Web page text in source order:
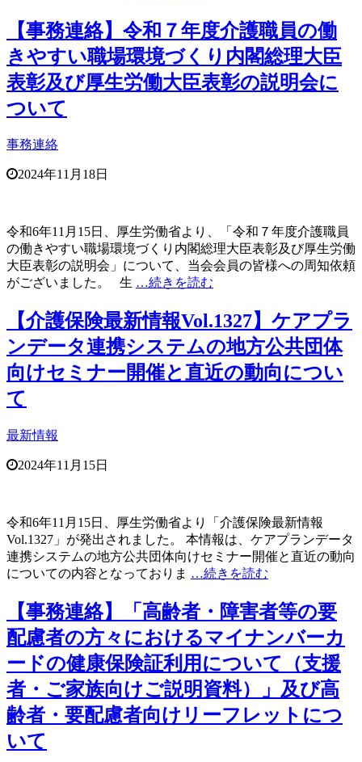
【事務連絡】令和７年度介護職員の働
きやすい職場環境づくり内閣総理大臣
表彰及び厚生労働大臣表彰の説明会に
ついて
事務連絡
2024年11月18日
令和6年11月15日、厚生労働省より、「令和７年度介護職員
の働きやすい職場環境づくり内閣総理大臣表彰及び厚生労働
大臣表彰の説明会」について、当会会員の皆様への周知依頼
がございました。 生 …続きを読む
【介護保険最新情報Vol.1327】ケアプラ
ンデータ連携システムの地方公共団体
向けセミナー開催と直近の動向につい
て
最新情報
2024年11月15日
令和6年11月15日、厚生労働省より「介護保険最新情報
Vol.1327」が発出されました。 本情報は、ケアプランデータ
連携システムの地方公共団体向けセミナー開催と直近の動向
についての内容となっておりま …続きを読む
【事務連絡】「高齢者・障害者等の要
配慮者の方々におけるマイナンバーカ
ードの健康保険証利用について（支援
者・ご家族向けご説明資料）」及び高
齢者・要配慮者向けリーフレットにつ
いて